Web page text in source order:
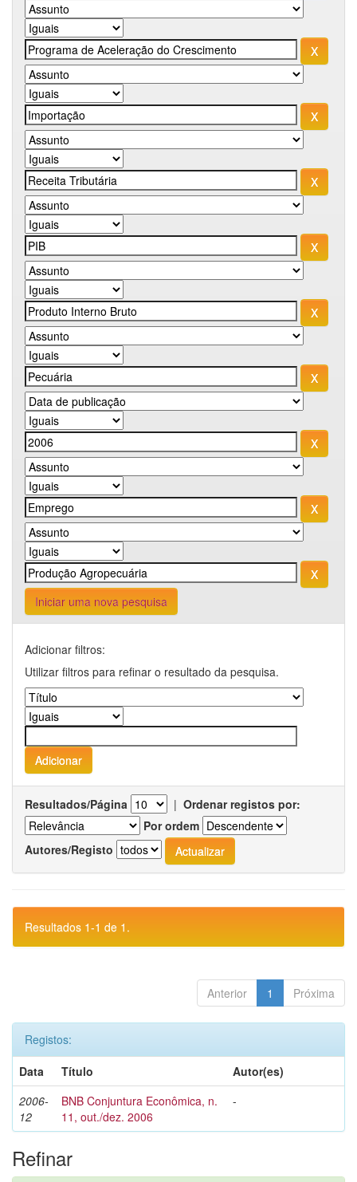
Iniciar uma nova pesquisa
Adicionar filtros:
Utilizar filtros para refinar o resultado da pesquisa.
Resultados/Página | Ordenar registos por:
Por ordem
Autores/Registo
Resultados 1-1 de 1.
Anterior 1 Próxima
Registos:
Data
Título
Autor(es)
2006-
12
BNB Conjuntura Econômica, n.
11, out./dez. 2006
-
Refinar